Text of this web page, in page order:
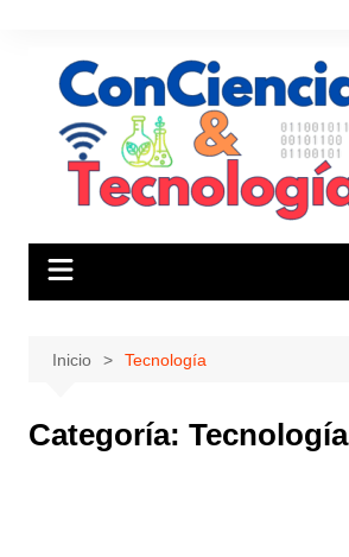
contenido
Inicio Tecnología
Categoría: Tecnología